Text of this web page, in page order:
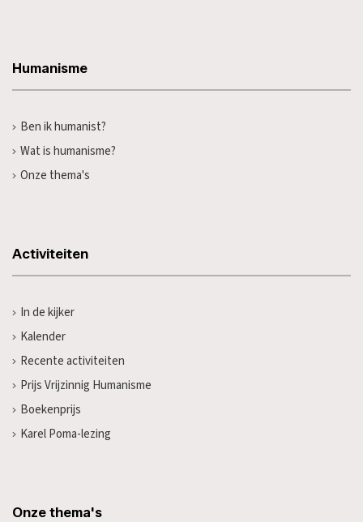
Humanisme
Ben ik humanist?
Wat is humanisme?
Onze thema's
Activiteiten
In de kijker
Kalender
Recente activiteiten
Prijs Vrijzinnig Humanisme
Boekenprijs
Karel Poma-lezing
Onze thema's